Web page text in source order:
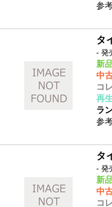
参
タ
- 発
新
中
コ
再
ラ
参
タ
- 発
新
中
コ